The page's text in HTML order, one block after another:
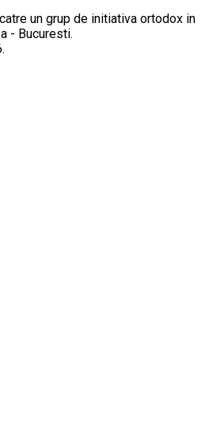
un grup de initiativa ortodox in
- Bucuresti.